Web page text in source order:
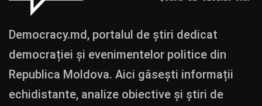
Democracy.md, portalul de știri dedicat
democrației și evenimentelor politice din
Republica Moldova. Aici găsești informații
echidistante, analize obiective și știri de